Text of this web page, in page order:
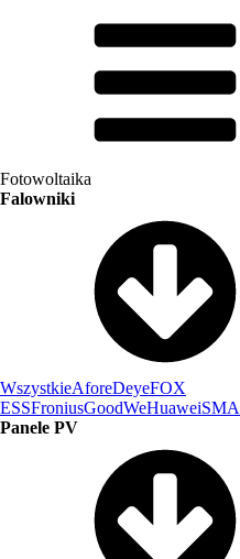
Fotowoltaika
Falowniki
WszystkieAforeDeyeFOX
ESSFroniusGoodWeHuaweiSMA
Panele PV